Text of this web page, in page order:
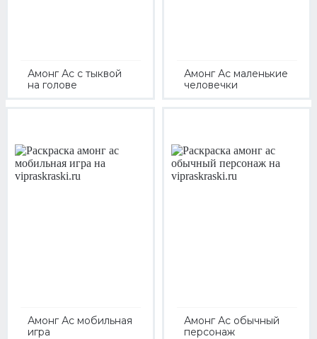
Амонг Ас с тыквой
на голове
Амонг Ас маленькие
человечки
Амонг Ас мобильная
игра
Амонг Ас обычный
персонаж